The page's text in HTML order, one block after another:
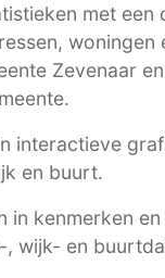
met een
woningen
Zevenaar
interactieve
en buurt.
in kenmerken
, wijk- en